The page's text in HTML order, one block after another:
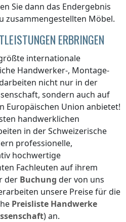
Sie dann das Endergebnis
zusammengestellten Möbel.
ERBRINGEN
internationale
Handwerker-, Montage-
nicht nur in der
, sondern auch auf
Europäischen Union anbietet!
handwerklichen
in der Schweizerische
professionelle,
hochwertige
Fachleuten auf ihrem
der Buchung der von uns
unsere Preise für die
Preisliste Handwerke
) an.